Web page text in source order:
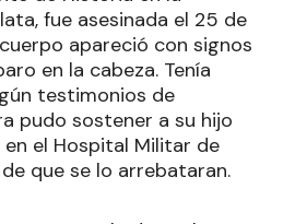
fue asesinada el 25 de
apareció con signos
en la cabeza. Tenía
testimonios de
pudo sostener a su hijo
el Hospital Militar de
que se lo arrebataran.